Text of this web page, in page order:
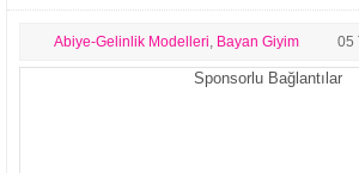
Abiye-Gelinlik Modelleri Bayan Giyim 05
Sponsorlu Bağlantılar